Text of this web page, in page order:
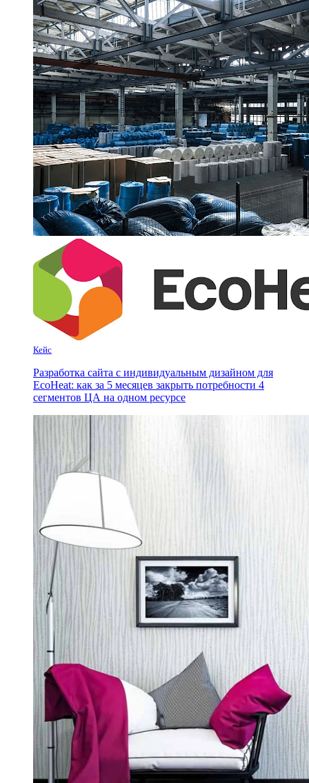
Кейс
Разработка сайта с индивидуальным дизайном для
EcoHeat: как за 5 месяцев закрыть потребности 4
сегментов ЦА на одном ресурсе